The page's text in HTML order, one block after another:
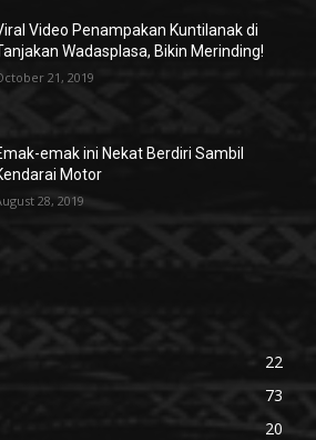
Video Penampakan Kuntilanak di
Wadasplasa, Bikin Merinding!
21, 2019
emak ini Nekat Berdiri Sambil
Motor
28, 2019
22
73
20